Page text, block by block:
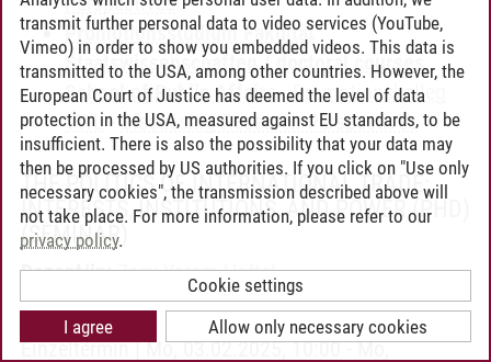
Promotionsstudium Fakultät
Staatswissenschaften / doctoral courses
School of Public Affairs-Promotionskolleg
VWL-Discussing Research Perspectives
THE POLITICS OF INTERNATIONAL TRADE:
INTERESTS, INSTITUTIONS, AND POWER (PHD)
(SEMINAR)
Dozent/in: Zeev Yoram Haftel
Termin:
Einzeltermin | Mo, 03.02.2025, 10:00 - Mo,
transmit further personal data to video services (YouTube,
Vimeo) in order to show you embedded videos. This data is
transmitted to the USA, among other countries. However, the
European Court of Justice has deemed the level of data
protection in the USA, measured against EU standards, to be
insufficient. There is also the possibility that your data may
then be processed by US authorities. If you click on "Use only
necessary cookies", the transmission described above will
not take place. For more information, please refer to our
privacy policy.
Cookie settings
Allow only necessary cookies
I agree